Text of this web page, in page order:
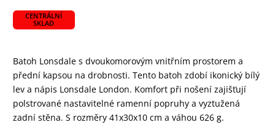
CENTRÁLNÍ
SKLAD
Batoh Lonsdale s dvoukomorovým vnitřním prostorem a
přední kapsou na drobnosti. Tento batoh zdobí ikonický bílý
lev a nápis Lonsdale London. Komfort při nošení zajišťují
polstrované nastavitelné ramenní popruhy a vyztužená
zadní stěna. S rozměry 41x30x10 cm a váhou 626 g.